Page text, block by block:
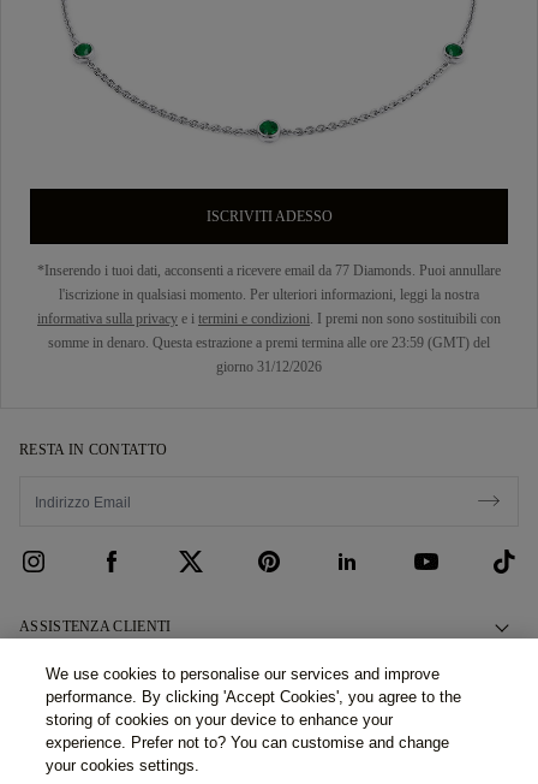
ISCRIVITI ADESSO
*Inserendo i tuoi dati, acconsenti a ricevere email da 77 Diamonds. Puoi annullare
l'iscrizione in qualsiasi momento. Per ulteriori informazioni, leggi la nostra
informativa sulla privacy e i termini e condizioni. I premi non sono sostituibili con
somme in denaro. Questa estrazione a premi termina alle ore 23:59 (GMT) del
giorno 31/12/2026
RESTA IN CONTATTO
ASSISTENZA CLIENTI
Prenota un Appuntamento
Domande Frequenti
Consegna e Restituzioni
CHI SIAMO
La Nostra Storia
I Nostri Showroom
LEGALE E PRIVACY
Politica Privacy
We use cookies to personalise our services and improve
performance. By clicking 'Accept Cookies', you agree to the
storing of cookies on your device to enhance your
experience. Prefer not to? You can customise and change
your cookies settings.